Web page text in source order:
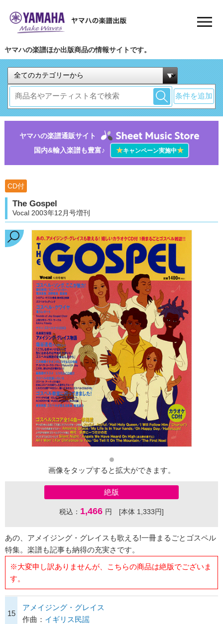
ヤマハの楽譜ほか出版商品の情報サイトです。
条件を追加
ヤマハの楽譜通販サイト
国内&輸入楽譜も豊富♪
★キャンペーン実施中★
CD付
The Gospel
Vocal 2003年12月号増刊
画像をタップすると拡大ができます。
絶版
税込： 1,466 円 [本体 1,333円]
あの、アメイジング・グレイスも歌える!一冊まるごとゴスペル
特集。楽譜も記事も納得の充実さです。
※大変申し訳ありませんが、こちらの商品は絶版でございま
す。
15
アメイジング・グレイス
作曲： イギリス民謡